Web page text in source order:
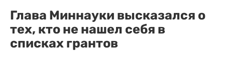
Глава Миннауки высказался о
тех, кто не нашел себя в
списках грантов